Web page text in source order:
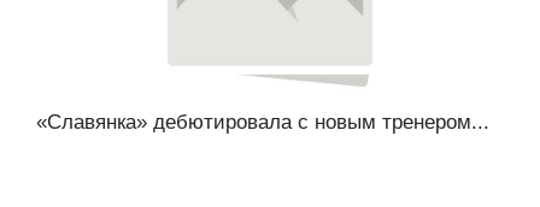
«Славянка» дебютировала с новым тренером...